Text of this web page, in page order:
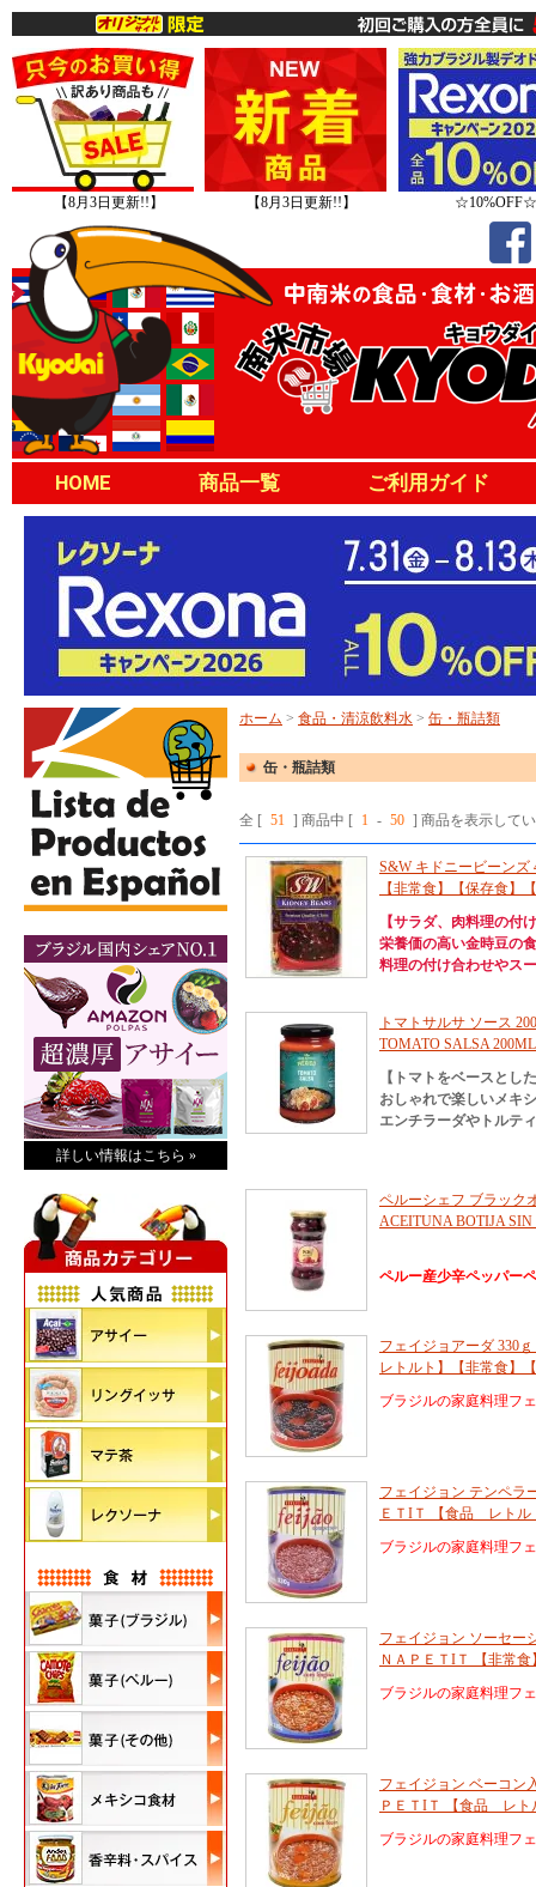
【8月3日更新!!】 【8月3日更新!!】 ☆10%OFF☆
HOME 商品一覧 ご利用ガイド
詳しい情報はこちら »
ホーム > 食品・清涼飲料水 > 缶・瓶詰類
缶・瓶詰類
全 [ 51 ] 商品中 [ 1 - 50 ] 商品を表示して
S&W キドニービーン
【非常食】【保存食】
【サラダ、肉料理の付
栄養価の高い金時豆の
料理の付け合わせやス
トマトサルサ ソース
TOMATO SALSA 200ML
【トマトをベースとし
おしゃれで楽しいメキ
エンチラーダやトルテ
ペルーシェフ ブラック
ACEITUNA BOTIJA SIN
ペルー産少辛ペッパー
フェイジョアーダ 330
レトルト】【非常食】
ブラジルの家庭料理フ
フェイジョン テンペラ
ＥＴIＴ 【食品 レトル
ブラジルの家庭料理フ
フェイジョン ソーセー
ＮＡＰＥＴIＴ 【非常
ブラジルの家庭料理フ
フェイジョン ベーコン
ＰＥＴIＴ 【食品 レト
ブラジルの家庭料理フ